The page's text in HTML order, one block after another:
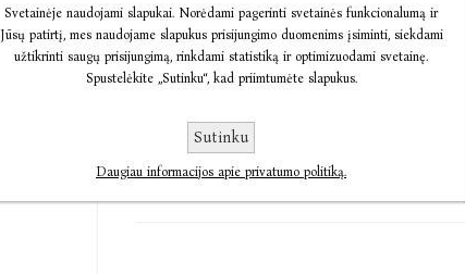
Į KREPŠELĮ
Informacija
Komentarai
Svetainėje naudojami slapukai. Norėdami pagerinti svetainės funkcionalumą ir
Jūsų patirtį, mes naudojame slapukus prisijungimo duomenims įsiminti, siekdami
užtikrinti saugų prisijungimą, rinkdami statistiką ir optimizuodami svetainę.
Spustelėkite „Sutinku“, kad priimtumėte slapukus.
Sutinku
Daugiau informacijos apie privatumo politiką.